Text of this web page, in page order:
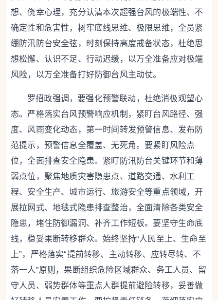
想、侥幸心理，充分认清本次超强台风的极端性、不
确定性和危害性，树牢底线思维、极限思维，全员紧
绷防汛防台安全弦，时刻保持高度戒备状态，杜绝思
想松懈、认识不足、行动迟缓，以万全准备应对极端
风险，以万全准备打好防御台风主动仗。
罗招政强调， 要强化预警联动，杜绝消极观望心
态。 严格落实台风预警响应机制，紧盯台风路径、强
度、风雨变化动态，第一时间转发预警信息、发布防
范提示，预警信息全覆盖、无死角。 要紧盯风险点
位，全面排查安全隐患。 紧盯防汛防台关键环节和薄
弱点位，聚焦地质灾害隐患点、道路交通、水利工
程、安全生产、城市运行、旅游安全等重点领域，开
展拉网式、地毯式隐患排查整治，全面清除各类安全
隐患，堵住防御漏洞、补齐工作短板。 要坚守生命底
线，稳妥果断转移群众。始终坚持“人民至上、生命至
上”，严格落实“提前转移、主动转移、应转尽转、不
落一人”原则，果断组织危险区域群众、务工人员、留
守人员、弱势群体等重点人群提前避险转移，妥善做